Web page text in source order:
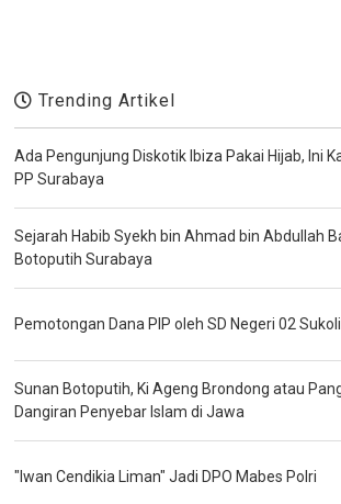
Trending Artikel
Ada Pengunjung Diskotik Ibiza Pakai Hijab, Ini
PP Surabaya
Sejarah Habib Syekh bin Ahmad bin Abdullah
Botoputih Surabaya
Pemotongan Dana PIP oleh SD Negeri 02
Sunan Botoputih, Ki Ageng Brondong atau
Dangiran Penyebar Islam di Jawa
"Iwan Cendikia Liman" Jadi DPO Mabes Polri